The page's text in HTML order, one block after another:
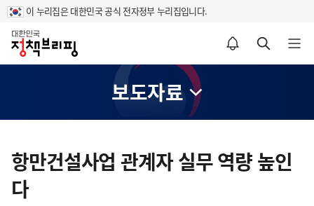
이 누리집은 대한민국 공식 전자정부 누리집입니다.
홈
알림설정 바로가기 검색 바로가기 메뉴 열기
보도자료
텐
츠
영
항만건설사업 관계자 실무 역량 높인
다